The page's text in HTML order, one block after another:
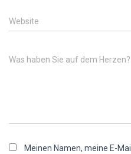
Website
Was haben Sie auf dem Herzen?
Meinen Namen, meine E-